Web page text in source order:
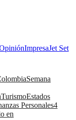
ImpresaJet Set
Semana
TurismoEstados
Personales4
en